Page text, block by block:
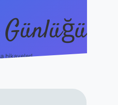
hikayeler!
vdcasino güncel